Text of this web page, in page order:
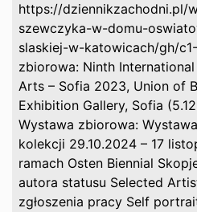
https://dziennikzachodni.pl/
szewczyka-w-domu-
slaskiej-w-katowicach/gh/
zbiorowa: Ninth
Arts – Sofia 2023, Union of
Exhibition Gallery, Sofia
Wystawa zbiorowa:
kolekcji 29.10.2024 – 17
ramach Osten Biennial
autora statusu Selected
zgłoszenia pracy Self